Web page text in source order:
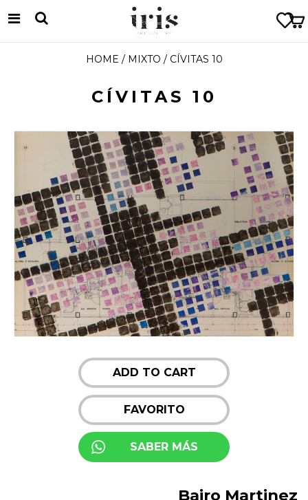
HOME / MIXTO / CÍVITAS 10
CÍVITAS 10
ADD TO CART
FAVORITO
SABER MÁS
Bairo Martinez